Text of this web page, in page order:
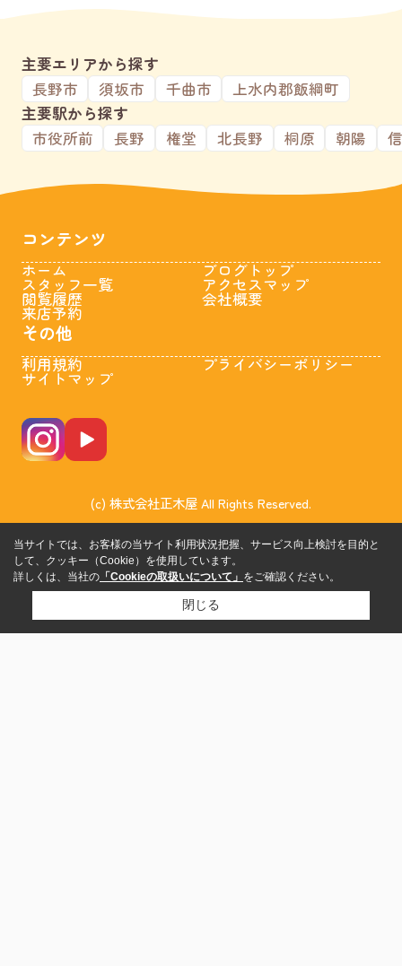
主要エリアから探す
長野市
須坂市 千曲市
上水内郡飯綱町
主要駅から探す
市役所前
長野 権堂 北長野 桐原 朝陽
コンテンツ
ホーム
スタッフ一覧
閲覧履歴
来店予約
ブログトップ
アクセスマップ
会社概要
その他
利用規約
サイトマップ
プライバシーポリシー
(c) 株式会社正木屋 All Rights Reserved.
当サイトでは、お客様の当サイト利用状況把握、サービス向上検討を目的と
して、クッキー（Cookie）を使用しています。
詳しくは、当社の 「Cookieの取扱いについて」 をご確認ください。
閉じる